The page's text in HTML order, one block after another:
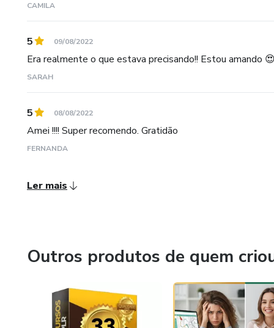
CAMILA
5 09/08/2022
Era realmente o que estava precisando!! Estou amando 😍
SARAH
5 08/08/2022
Amei !!!! Super recomendo. Gratidão
FERNANDA
Ler mais
Outros produtos de quem